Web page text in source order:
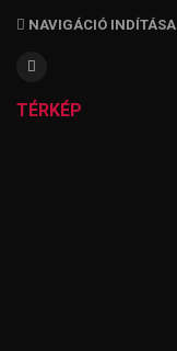
NAVIGÁCIÓ INDÍTÁSA
TÉRKÉP